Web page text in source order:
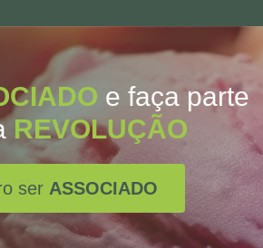
e faça parte
REVOLUÇÃO
ser ASSOCIADO